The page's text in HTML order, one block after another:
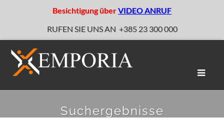
Besichtigung überVIDEO ANRUF
RUFEN SIE UNS AN +385 23 300 000
Suchergebnisse